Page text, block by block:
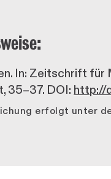
In: Zeitschrift
35–37. DOI: http://
erfolgt unter